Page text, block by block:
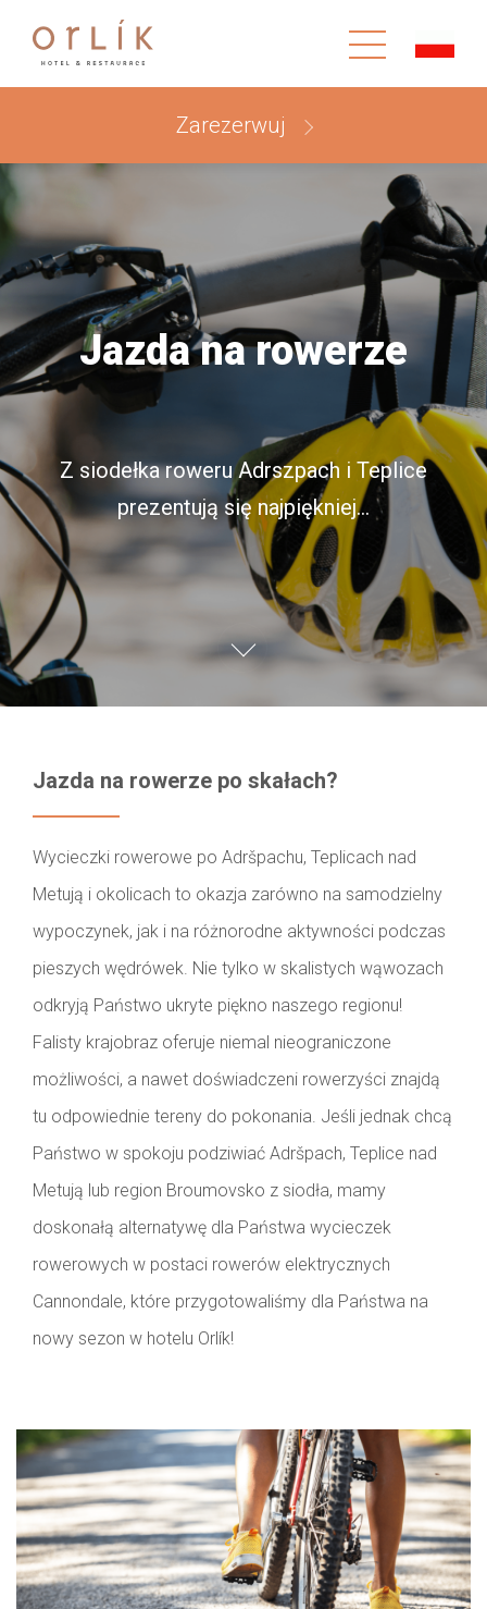
Zarezerwuj
Jazda na rowerze
Z siodełka roweru Adrszpach i Teplice
prezentują się najpiękniej…
Jazda na rowerze po skałach?
Wycieczki rowerowe po Adršpachu, Teplicach nad
Metują i okolicach to okazja zarówno na samodzielny
wypoczynek, jak i na różnorodne aktywności podczas
pieszych wędrówek. Nie tylko w skalistych wąwozach
odkryją Państwo ukryte piękno naszego regionu!
Falisty krajobraz oferuje niemal nieograniczone
możliwości, a nawet doświadczeni rowerzyści znajdą
tu odpowiednie tereny do pokonania. Jeśli jednak chcą
Państwo w spokoju podziwiać Adršpach, Teplice nad
Metują lub region Broumovsko z siodła, mamy
doskonałą alternatywę dla Państwa wycieczek
rowerowych w postaci rowerów elektrycznych
Cannondale, które przygotowaliśmy dla Państwa na
nowy sezon w hotelu Orlík!